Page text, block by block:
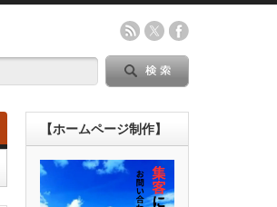
【ホームページ制作】